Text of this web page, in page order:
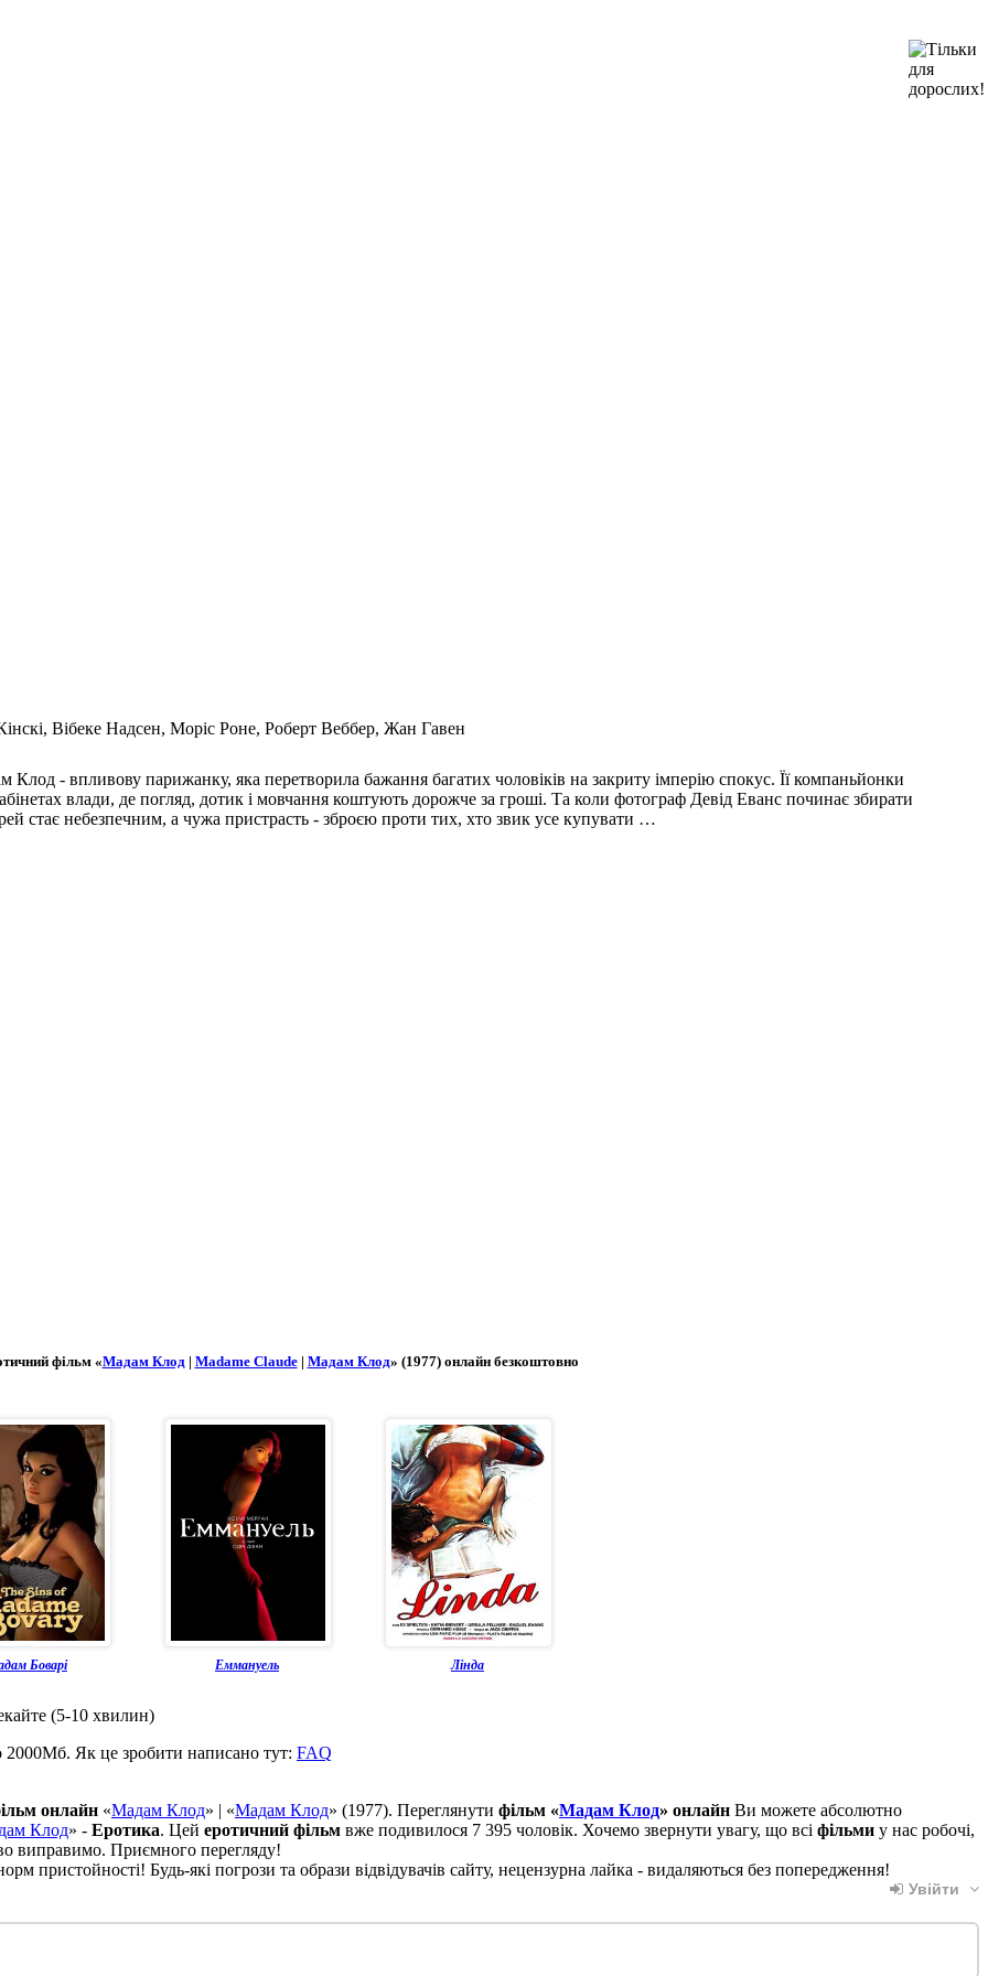
Вібеке Надсен, Моріс Роне, Роберт Веббер, Жан Гавен
- впливову парижанку, яка перетворила бажання багатих чоловіків на закриту імперію спокус. Її компаньйонки
влади, де погляд, дотик і мовчання коштують дорожче за гроші. Та коли фотограф Девід Еванс починає збирати
стає небезпечним, а чужа пристрасть - зброєю проти тих, хто звик усе купувати …
фільм «Мадам Клод| Madame Claude| Мадам Клод» (1977) онлайн безкоштовно
Боварі Еммануель Лінда
(5-10 хвилин)
2000Мб. Як це зробити написано тут: FAQ
онлайн «Мадам Клод» | «Мадам Клод» (1977). Переглянути фільм «Мадам Клод» онлайн Ви можете абсолютно
Клод» - Еротика. Цей еротичний фільм вже подивилося 7 395 чоловік. Хочемо звернути увагу, що всі фільми у нас робочі,
виправимо. Приємного перегляду!
пристойності! Будь-які погрози та образи відвідувачів сайту, нецензурна лайка - видаляються без попередження!